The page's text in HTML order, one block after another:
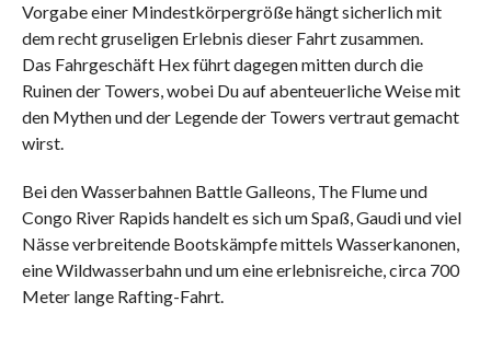
Vorgabe einer Mindestkörpergröße hängt sicherlich mit
dem recht gruseligen Erlebnis dieser Fahrt zusammen.
Das Fahrgeschäft Hex führt dagegen mitten durch die
Ruinen der Towers, wobei Du auf abenteuerliche Weise mit
den Mythen und der Legende der Towers vertraut gemacht
wirst.
Bei den Wasserbahnen Battle Galleons, The Flume und
Congo River Rapids handelt es sich um Spaß, Gaudi und viel
Nässe verbreitende Bootskämpfe mittels Wasserkanonen,
eine Wildwasserbahn und um eine erlebnisreiche, circa 700
Meter lange Rafting-Fahrt.